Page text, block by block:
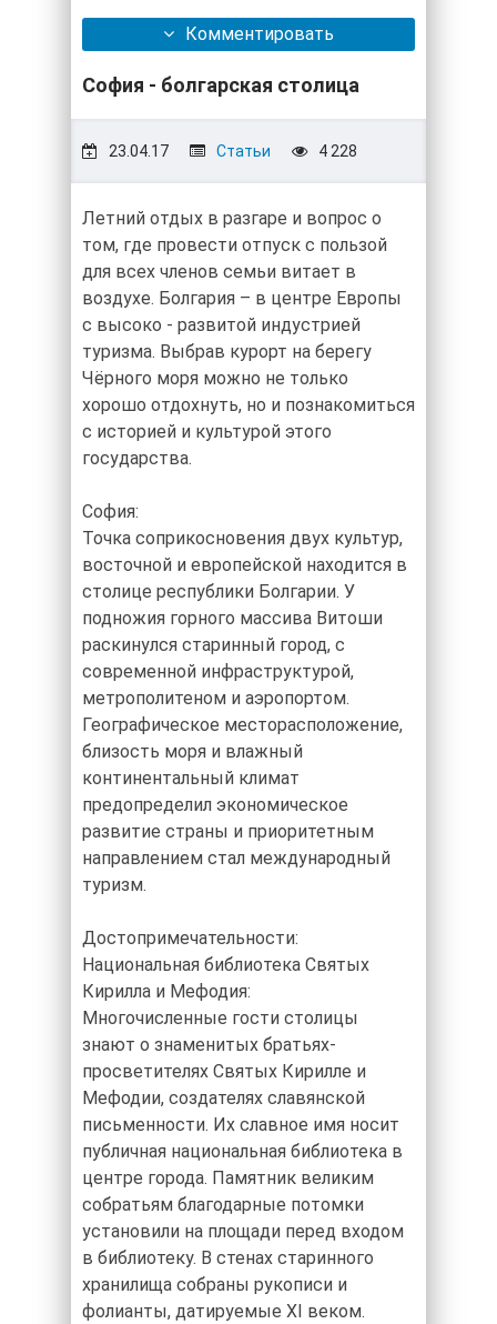
Комментировать
София - болгарская столица
23.04.17 Статьи 4 228
Летний отдых в разгаре и вопрос о
том, где провести отпуск с пользой
для всех членов семьи витает в
воздухе. Болгария – в центре Европы
с высоко - развитой индустрией
туризма. Выбрав курорт на берегу
Чёрного моря можно не только
хорошо отдохнуть, но и познакомиться
с историей и культурой этого
государства.
София:
Точка соприкосновения двух культур,
восточной и европейской находится в
столице республики Болгарии. У
подножия горного массива Витоши
раскинулся старинный город, с
современной инфраструктурой,
метрополитеном и аэропортом.
Географическое месторасположение,
близость моря и влажный
континентальный климат
предопределил экономическое
развитие страны и приоритетным
направлением стал международный
туризм.
Достопримечательности:
Национальная библиотека Святых
Кирилла и Мефодия:
Многочисленные гости столицы
знают о знаменитых братьях-
просветителях Святых Кирилле и
Мефодии, создателях славянской
письменности. Их славное имя носит
публичная национальная библиотека в
центре города. Памятник великим
собратьям благодарные потомки
установили на площади перед входом
в библиотеку. В стенах старинного
хранилища собраны рукописи и
фолианты, датируемые XI веком.